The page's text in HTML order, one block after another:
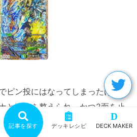
ピン投にはなってしまったけれ
と手札を整えられ、かつ2面を止
。
記事を探す デッキレシピ
D
DECK MAKER